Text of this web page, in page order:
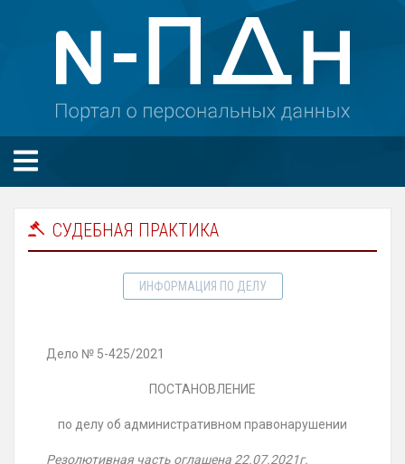
СУДЕБНАЯ ПРАКТИКА
ИНФОРМАЦИЯ ПО ДЕЛУ
Дело № 5-425/2021
ПОСТАНОВЛЕНИЕ
по делу об административном правонарушении
Резолютивная часть оглашена 22.07.2021г.